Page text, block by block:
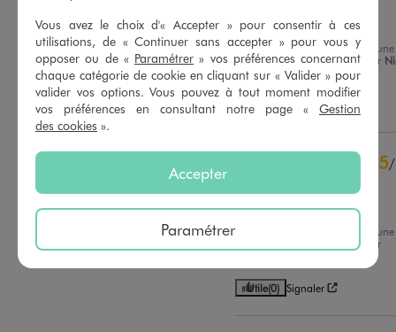
Trier les avis
Bien
Avis du 01/08/2026 , suite à une
expérience du08/07/2026 par
D.
Utile(0) Signaler
5/
Ma fille l'adore
, suite à une
08/07/2026
par
Utile(0) Signaler
Vous avez le choix d'« Accepter » pour consentir à ces
utilisations, de « Continuer sans accepter » pour vous y
opposer ou de « Paramétrer » vos préférences concernant
chaque catégorie de cookie en cliquant sur « Valider » pour
valider vos options. Vous pouvez à tout moment modifier
vos préférences en consultant notre page « Gestion
des cookies ».
Accepter
Paramétrer